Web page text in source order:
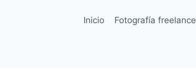
Inicio Fotografía freelance